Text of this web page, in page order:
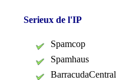
Serieux de l'IP
Spamcop
Spamhaus
BarracudaCentral